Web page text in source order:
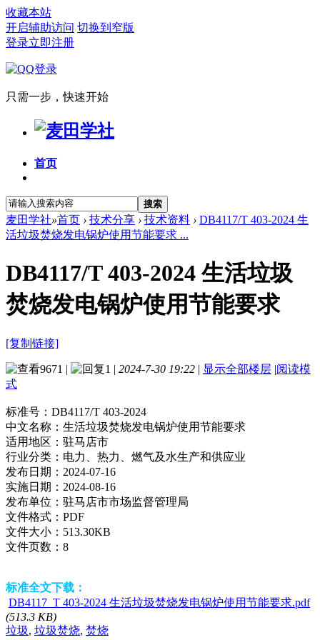
收藏本站
开启辅助访问 切换到窄版
登录立即注册
只需一步，快速开始
首页
搜索
麦田学社»首页 › 技术分享 › 技术资料 › DB4117/T 403-2024 生
活垃圾焚烧发电锅炉使用节能要求 ...
DB4117/T 403-2024 生活垃圾
焚烧发电锅炉使用节能要求
[复制链接]
9671 | 1 | 2024-7-30 19:22 | 显示全部楼层 |阅读模
式
标准号： DB4117/T 403-2024
中文名称： 生活垃圾焚烧发电锅炉使用节能要求
适用地区： 驻马店市
行业分类： 电力、热力、燃气及水生产和供应业
发布日期： 2024-07-16
实施日期： 2024-08-16
发布单位： 驻马店市市场监督管理局
文件格式： PDF
文件大小： 513.30KB
文件页数： 8
标准全文下载：
DB4117_T 403-2024 生活垃圾焚烧发电锅炉使用节能要求.pdf
(513.3 KB)
垃圾, 垃圾焚烧, 焚烧